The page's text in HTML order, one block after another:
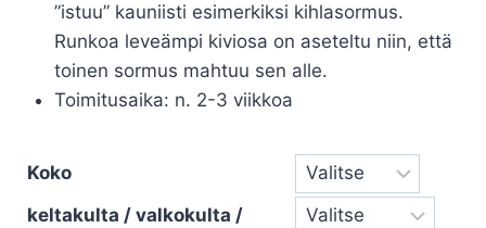
”istuu” kauniisti esimerkiksi kihlasormus.
Runkoa leveämpi kiviosa on aseteltu niin, että
toinen sormus mahtuu sen alle.
Toimitusaika: n. 2-3 viikkoa
Koko
keltakulta / valkokulta /